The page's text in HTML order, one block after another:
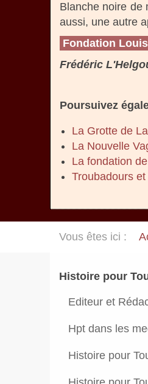
Blanche noire de
aussi, une autre
Fondation
Frédéric
Poursuivez
La Grotte de
La Nouvelle
La fondation
Troubadours
Vous êtes ici :
Histoire pour
Editeur et
Hpt dans les
Histoire pour